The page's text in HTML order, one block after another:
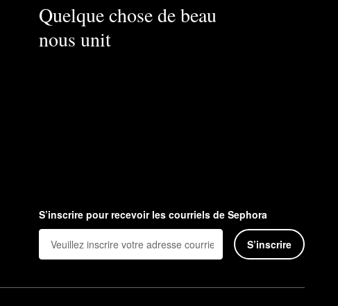
Quelque chose de beau
nous unit
S’inscrire pour recevoir les courriels de Sephora
S’inscrire